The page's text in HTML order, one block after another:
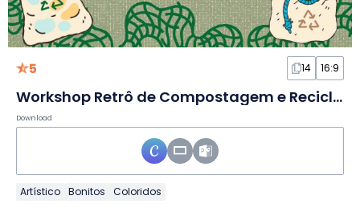
5 14 16:9
Workshop Retrô de Compostagem e Reciclagem em Slides
Download
Artístico Bonitos Coloridos